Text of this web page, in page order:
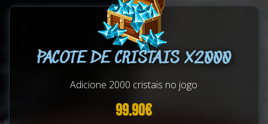
PACOTE DE CRISTAIS X2000
Adicione 2000 cristais no jogo
99.90€